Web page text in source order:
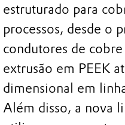
estruturado para
processos, desde o
condutores de
extrusão em PEEK
dimensional em
Além disso, a nova